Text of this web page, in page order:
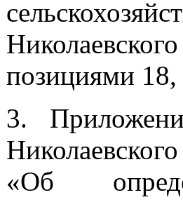
позициями 18,
3.
«Об